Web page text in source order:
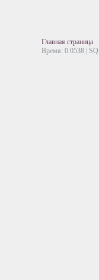
Главная страница
Время: 0.0538 |